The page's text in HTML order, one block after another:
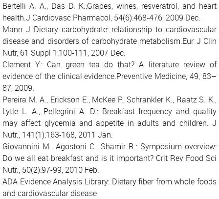
Bertelli A. A., Das D. K.:Grapes, wines, resveratrol, and heart
health.J Cardiovasc Pharmacol, 54(6):468-476, 2009 Dec.
Mann J.:Dietary carbohydrate: relationship to cardiovascular
disease and disorders of carbohydrate metabolism.Eur J Clin
Nutr, 61 Suppl 1:100-111, 2007 Dec.
Clement Y.: Can green tea do that? A literature review of
evidence of the clinical evidence.Preventive Medicine, 49, 83–
87, 2009.
Pereira M. A., Erickson E., McKee P., Schrankler K., Raatz S. K.,
Lytle L. A., Pellegrini A. D.: Breakfast frequency and quality
may affect glycemia and appetite in adults and children. J
Nutr., 141(1):163-168, 2011 Jan.
Giovannini M., Agostoni C., Shamir R.: Symposium overview:
Do we all eat breakfast and is it important? Crit Rev Food Sci
Nutr., 50(2):97-99, 2010 Feb.
ADA Evidence Analysis Library: Dietary fiber from whole foods
and cardiovascular disease